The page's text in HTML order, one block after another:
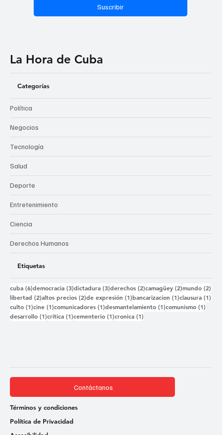
Suscribir
La Hora de Cuba
Categorías
Política
Negocios
Tecnología
Salud
Deporte
Entretenimiento
Ciencia
Derechos Humanos
Etiquetas
cuba (6)6 entradas
democracia (3)3 entradas
dictadura (3)3 entradas
derechos (2)2 entradas
camagüey (2)2 entradas
mundo (2)
libertad (2)2 entradas
altos precios (2)2 entradas
de expresión (1)1 entrada
bancarizacion (1)1 entrada
clausura (1)
culto (1)1 entrada
cine (1)1 entrada
comunicadores (1)1 entrada
desmantelamiento (1)1 entrada
comunismo (1)
desarrollo (1)1 entrada
critica (1)1 entrada
cementerio (1)1 entrada
cronica (1)
Contáctanos
Términos y condiciones
Política de Privacidad